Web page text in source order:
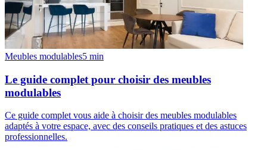
Meubles modulables5 min
Le guide complet pour choisir des meubles
modulables
Ce guide complet vous aide à choisir des meubles modulables
adaptés à votre espace, avec des conseils pratiques et des astuces
professionnelles.